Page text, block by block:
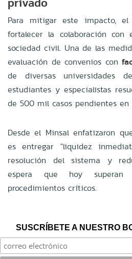
Para mitigar este impacto, el
fortalecer la colaboración
sociedad civil. Una de las
evaluación de convenios con
de diversas universidades
estudiantes y especialistas
de 500 mil casos pendientes en
Desde el Minsal enfatizaron
es entregar "liquidez
resolución del sistema y
espera que hoy
procedimientos críticos.
SUSCRÍBETE A NUESTRO